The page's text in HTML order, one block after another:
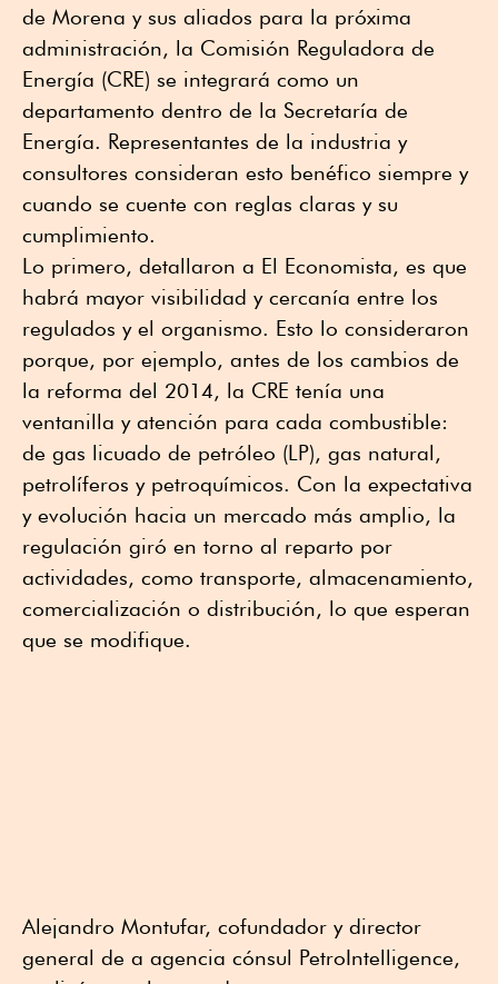
de Morena y sus aliados para la próxima
administración, la Comisión Reguladora de
Energía (CRE) se integrará como un
departamento dentro de la Secretaría de
Energía. Representantes de la industria y
consultores consideran esto benéfico siempre y
cuando se cuente con reglas claras y su
cumplimiento.
Lo primero, detallaron a El Economista, es que
habrá mayor visibilidad y cercanía entre los
regulados y el organismo. Esto lo consideraron
porque, por ejemplo, antes de los cambios de
la reforma del 2014, la CRE tenía una
ventanilla y atención para cada combustible:
de gas licuado de petróleo (LP), gas natural,
petrolíferos y petroquímicos. Con la expectativa
y evolución hacia un mercado más amplio, la
regulación giró en torno al reparto por
actividades, como transporte, almacenamiento,
comercialización o distribución, lo que esperan
que se modifique.
Alejandro Montufar, cofundador y director
general de a agencia cónsul PetroIntelligence,